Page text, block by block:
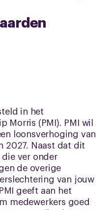
in het
Morris (PMI). PMI wil
loonsverhoging van
2027. Naast dat dit
ver onder
de overige
van jouw
geeft aan het
medewerkers goed